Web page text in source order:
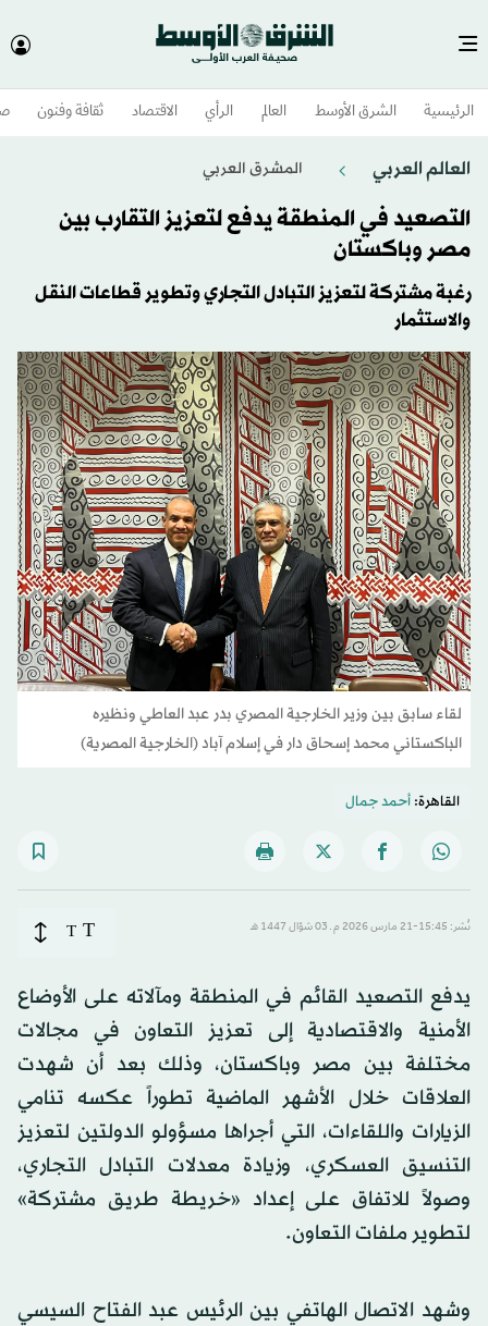
الرئيسية الشرق الأوسط​ العالم الرأي الاقتصاد ثقافة وفنون
العالم العربي المشرق العربي
التصعيد في المنطقة يدفع لتعزيز التقارب بين
مصر وباكستان
رغبة مشتركة لتعزيز التبادل التجاري وتطوير قطاعات النقل
والاستثمار
لقاء سابق بين وزير الخارجية المصري بدر عبد العاطي ونظيره
الباكستاني محمد إسحاق دار في إسلام آباد (الخارجية المصرية)
القاهرة:أحمد جمال
نُشر: 15:45-21 مارس 2026 م ـ 03 شوّال 1447 هـ T
T
يدفع التصعيد القائم في المنطقة ومآلاته على الأوضاع
الأمنية والاقتصادية إلى تعزيز التعاون في مجالات
مختلفة بين مصر وباكستان، وذلك بعد أن شهدت
العلاقات خلال الأشهر الماضية تطوراً عكسه تنامي
الزيارات واللقاءات، التي أجراها مسؤولو الدولتين لتعزيز
التنسيق العسكري، وزيادة معدلات التبادل التجاري،
وصولاً للاتفاق على إعداد «خريطة طريق مشتركة»
لتطوير ملفات التعاون.
وشهد الاتصال الهاتفي بين الرئيس عبد الفتاح السيسي